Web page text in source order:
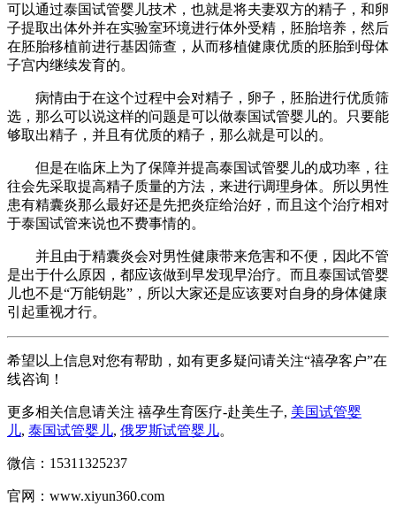
可以通过泰国试管婴儿技术，也就是将夫妻双方的精子，和卵
子提取出体外并在实验室环境进行体外受精，胚胎培养，然后
在胚胎移植前进行基因筛查，从而移植健康优质的胚胎到母体
子宫内继续发育的。
病情由于在这个过程中会对精子，卵子，胚胎进行优质筛
选，那么可以说这样的问题是可以做泰国试管婴儿的。只要能
够取出精子，并且有优质的精子，那么就是可以的。
但是在临床上为了保障并提高泰国试管婴儿的成功率，往
往会先采取提高精子质量的方法，来进行调理身体。所以男性
患有精囊炎那么最好还是先把炎症给治好，而且这个治疗相对
于泰国试管来说也不费事情的。
并且由于精囊炎会对男性健康带来危害和不便，因此不管
是出于什么原因，都应该做到早发现早治疗。而且泰国试管婴
儿也不是“万能钥匙”，所以大家还是应该要对自身的身体健康
引起重视才行。
希望以上信息对您有帮助，如有更多疑问请关注“禧孕客户”在
线咨询！
更多相关信息请关注 禧孕生育医疗-赴美生子, 美国试管婴
儿, 泰国试管婴儿, 俄罗斯试管婴儿。
微信：15311325237
官网：www.xiyun360.com